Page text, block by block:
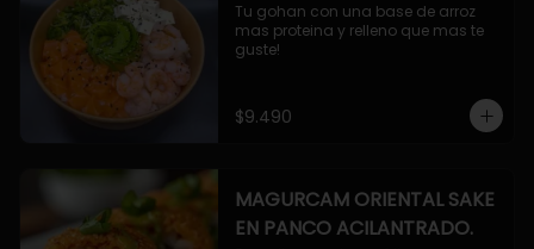
Tu gohan con una base de arroz
mas proteina y relleno que mas te
guste!
$9.490
MAGURCAM ORIENTAL SAKE
EN PANCO ACILANTRADO.